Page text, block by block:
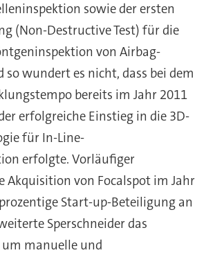
sowie der ersten
(Non-Destructive Test) für die
von Airbag-
so wundert es nicht, dass bei dem
bereits im Jahr 2011
erfolgreiche Einstieg in die 3D-
für In-Line-
erfolgte. Vorläufiger
Akquisition von Focalspot im Jahr
Start-up-Beteiligung an
Sperschneider das
manuelle und